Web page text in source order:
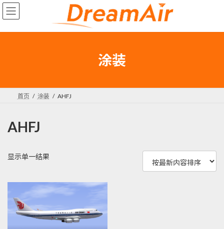
Skip
to
the
Skip
to
the
涂装
首页 涂装 AHFJ
AHFJ
显示单一结果